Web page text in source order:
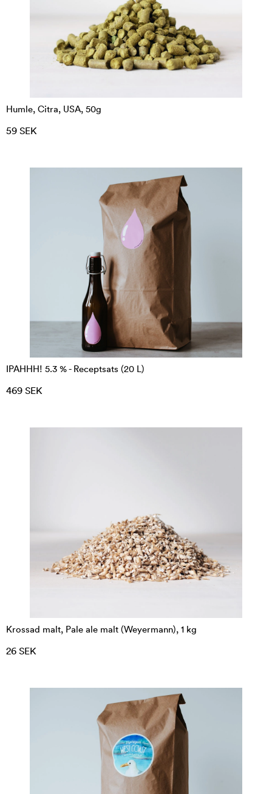
Humle, Citra, USA, 50g
59 SEK
IPAHHH! 5.3 % - Receptsats (20 L)
469 SEK
Krossad malt, Pale ale malt (Weyermann), 1 kg
26 SEK